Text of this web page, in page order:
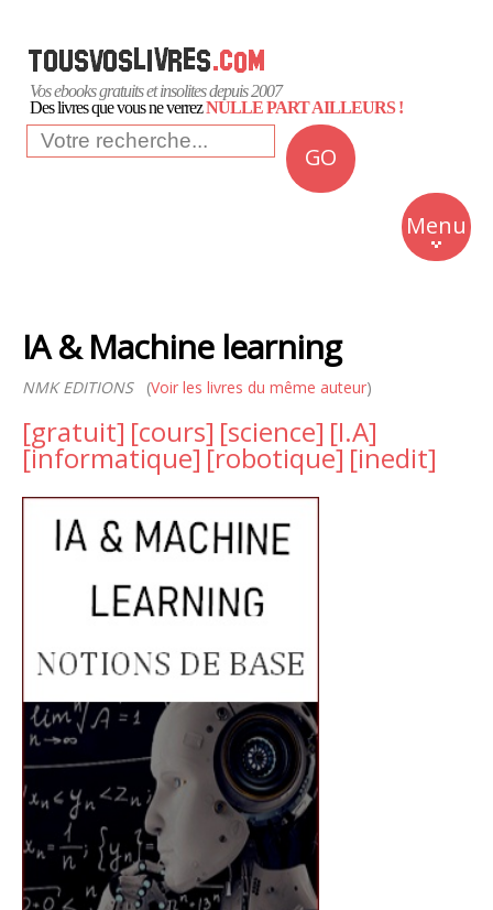
Vos ebooks gratuits et insolites depuis 2007
Des livres que vous ne verrezNULLE PART AILLEURS !
GO
Menu
Insolite
Business
Quotidien
IA & Machine learning
NMK EDITIONS(Voir les livres du même auteur)
[gratuit] [cours] [science] [I.A]
[informatique][robotique] [inedit]